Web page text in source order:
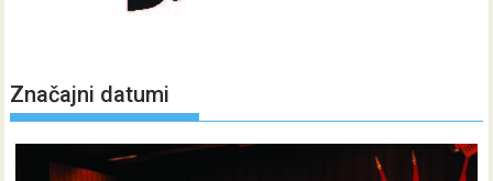
Značajni datumi